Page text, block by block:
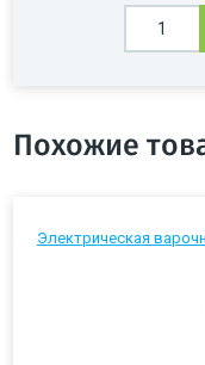
Похожие
Электрическая